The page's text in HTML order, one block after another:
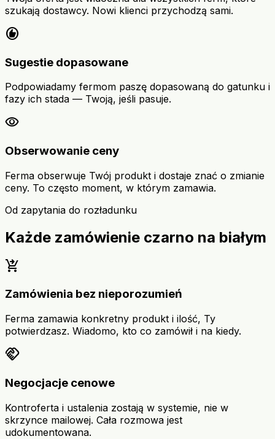
szukają dostawcy. Nowi klienci przychodzą sami.
recommend
Sugestie dopasowane
Podpowiadamy fermom paszę dopasowaną do gatunku i
fazy ich stada — Twoją, jeśli pasuje.
visibility
Obserwowanie ceny
Ferma obserwuje Twój produkt i dostaje znać o zmianie
ceny. To często moment, w którym zamawia.
Od zapytania do rozładunku
Każde zamówienie czarno na białym
shopping_cart_checkout
Zamówienia bez nieporozumień
Ferma zamawia konkretny produkt i ilość, Ty
potwierdzasz. Wiadomo, kto co zamówił i na kiedy.
handshake
Negocjacje cenowe
Kontroferta i ustalenia zostają w systemie, nie w
skrzynce mailowej. Cała rozmowa jest
udokumentowana.